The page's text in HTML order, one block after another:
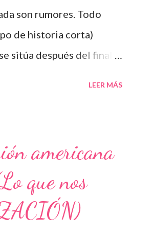
son rumores. Todo
de historia corta)
sitúa después del final
Rewrite 2: L's
los cuales son unos
es que si en algún
se trato de
LEER MÁS
americana
que nos